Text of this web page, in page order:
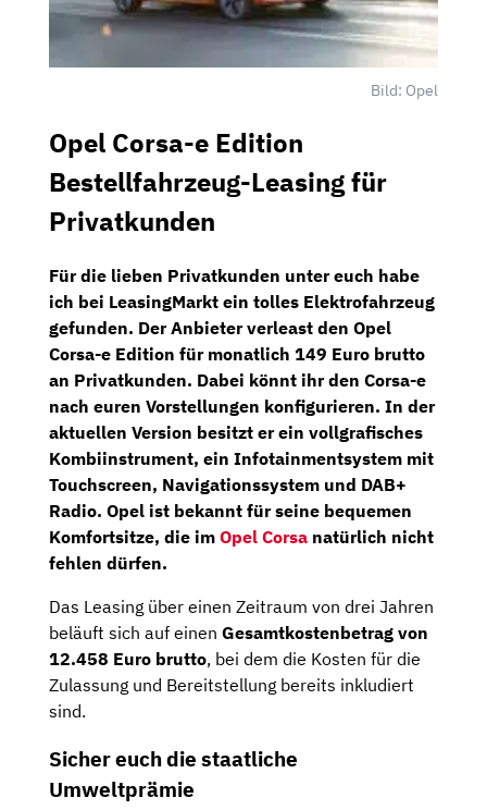
Bild: Opel
Opel Corsa-e Edition
Bestellfahrzeug-Leasing für
Privatkunden
Für die lieben Privatkunden unter euch habe
ich bei LeasingMarkt ein tolles Elektrofahrzeug
gefunden. Der Anbieter verleast den Opel
Corsa-e Edition für monatlich 149 Euro brutto
an Privatkunden. Dabei könnt ihr den Corsa-e
nach euren Vorstellungen konfigurieren. In der
aktuellen Version besitzt er ein vollgrafisches
Kombiinstrument, ein Infotainmentsystem mit
Touchscreen, Navigationssystem und DAB+
Radio. Opel ist bekannt für seine bequemen
Komfortsitze, die im Opel Corsa natürlich nicht
fehlen dürfen.
Das Leasing über einen Zeitraum von drei Jahren
beläuft sich auf einen Gesamtkostenbetrag von
12.458 Euro brutto, bei dem die Kosten für die
Zulassung und Bereitstellung bereits inkludiert
sind.
Sicher euch die staatliche
Umweltprämie